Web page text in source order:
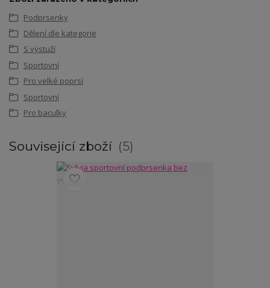
Podprsenky
Dělení dle kategorie
S výstuží
Sportovní
Pro velké poprsí
Sportovní
Pro baculky
Související zboží 5